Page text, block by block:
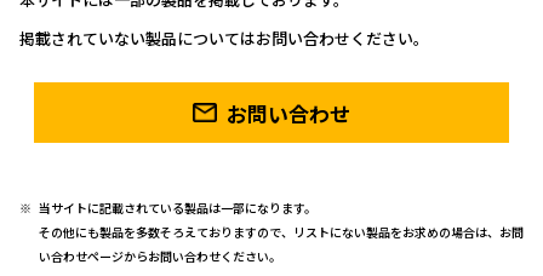
掲載されていない製品についてはお問い合わせください。
お問い合わせ
当サイトに記載されている製品は一部になります。
その他にも製品を多数そろえておりますので、リストにない製品をお求めの場合は、お問
い合わせページからお問い合わせください。